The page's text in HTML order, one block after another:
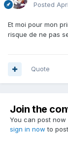
Posted
Et moi pour mon
risque de ne pas
Quote
Join the
You can post
sign in now to